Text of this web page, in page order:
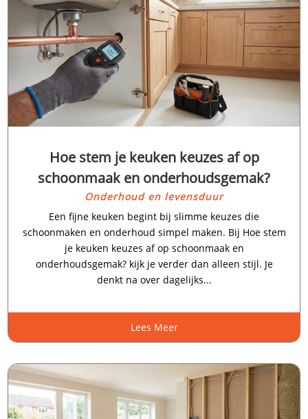
Hoe stem je keuken keuzes af op
schoonmaak en onderhoudsgemak?
Onderhoud en levensduur
Een fijne keuken begint bij slimme keuzes die
schoonmaken en onderhoud simpel maken.​ Bij Hoe stem
je keuken keuzes af op schoonmaak en
onderhoudsgemak? kijk je verder dan alleen stijl.​ Je
denkt na over dagelijks...
Lees Meer